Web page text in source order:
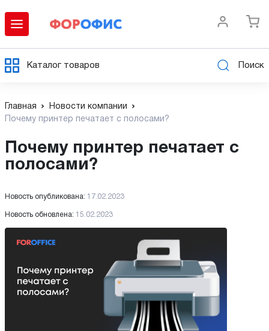
Каталог товаров Поиск
Главная
Новости компании
Почему принтер печатает с полосами?
Почему принтер печатает с
полосами?
Новость опубликована: 17.02.2023
Новость обновлена: 15.02.2023